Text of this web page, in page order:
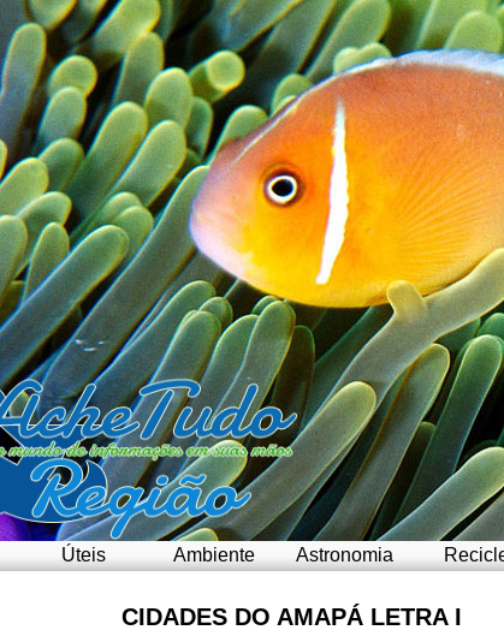
Úteis Ambiente Astronomia
CIDADES DO AMAPÁ LETRA I